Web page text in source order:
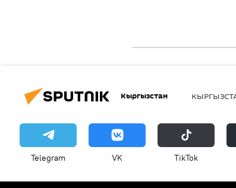
Кыргызстан
Telegram VK ТikТоk